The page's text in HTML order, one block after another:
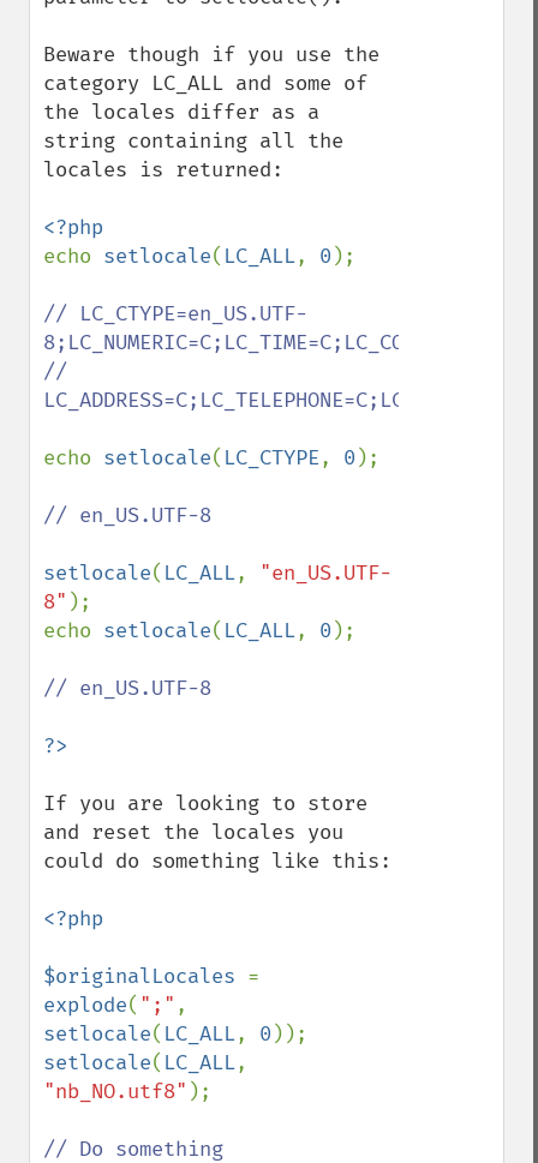
Beware though if you use the
category LC_ALL and some of
the locales differ as a
string containing all the
locales is returned:
echo setlocale( LC_ALL, 0 );
// LC_CTYPE=en_US.UTF-
//
echo setlocale( LC_CTYPE, 0 );
// en_US.UTF-8
setlocale( LC_ALL, "en_US.UTF-
8" );
echo setlocale( LC_ALL, 0 );
// en_US.UTF-8
If you are looking to store
and reset the locales you
could do something like this:
<?php
$originalLocales
explode( ";"
setlocale( LC_ALL, 0
setlocale( LC_ALL
"nb_NO.utf8" );
// Do something